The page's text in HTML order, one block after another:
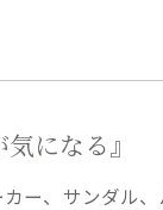
になる』
ー、サンダル